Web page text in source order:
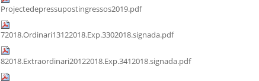
Projectedepressupostingressos2019.pdf
72018.Ordinari13122018.Exp.3302018.signada.pdf
82018.Extraordinari20122018.Exp.3412018.signada.pdf